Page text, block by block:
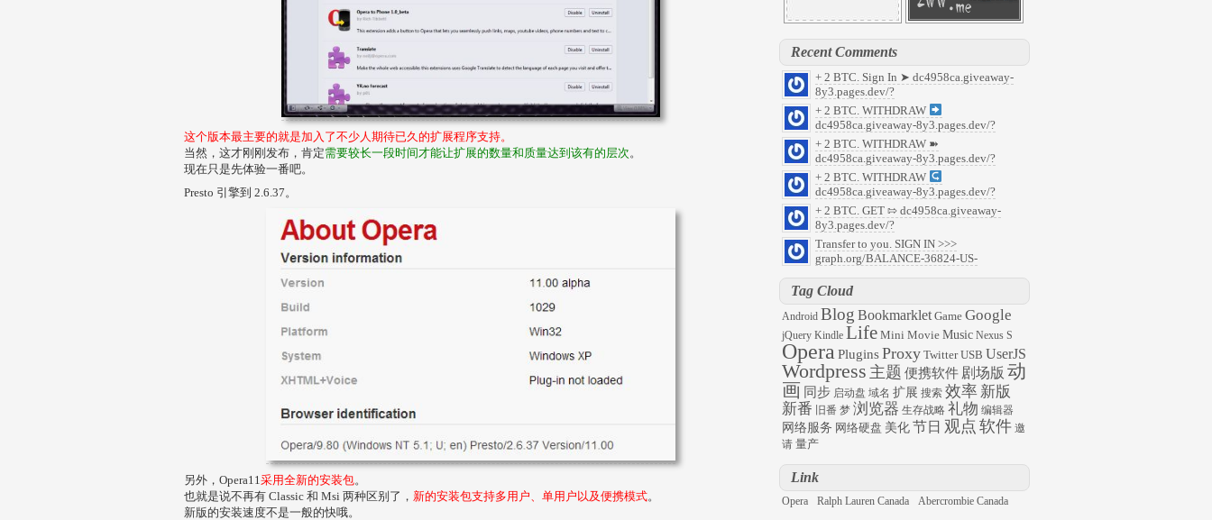
这个版本最主要的就是加入了不少人期待已久的扩展程序支持。
当然，这才刚刚发布，肯定需要较长一段时间才能让扩展的数量和质量达到该有的层次。
现在只是先体验一番吧。
Presto 引擎到 2.6.37。
另外，Opera11采用全新的安装包。
也就是说不再有 Classic 和 Msi 两种区别了， 新的安装包支持多用户、单用户以及便携模式。
新版的安装速度不是一般的快哦。
Recent Comments
+ 2 BTC. Sign In ➤ dc4958ca.giveaway-
8y3.pages.dev/?
hs=57faf8c37b5c93cfe535649c9e405071&
0rilly
+ 2 BTC. WITHDRAW
dc4958ca.giveaway-8y3.pages.dev/?
hs=d91f853f8aefdcb5190c1e22a14f58b0&
kloqld
+ 2 BTC. WITHDRAW ➽
dc4958ca.giveaway-8y3.pages.dev/?
hs=4abd218d8fafafefc68fa59ca9b81a90&
sage08
+ 2 BTC. WITHDRAW
dc4958ca.giveaway-8y3.pages.dev/?
hs=4959c496b322aefcf23db3c963aad0b7&
6z7147
+ 2 BTC. GET ⇰ dc4958ca.giveaway-
8y3.pages.dev/?
hs=26ec2c0788563c5ee9501c79f6f2ed03&
iu7sdl
Transfer to you. SIGN IN >>>
graph.org/BALANCE-36824-US-
hs=857ddc7d48d8ecacb35e31ac945aaac3&
h2pg63
Tag Cloud
Android Blog Bookmarklet Game Google
jQuery Kindle Life Mini Movie Music Nexus S
Opera PluginsProxy Twitter USB UserJS
Wordpress 主题 便携软件 剧场版 动
画 同步 启动盘 域名 扩展 搜索 效率 新版
新番
旧番 梦 浏览器 生存战略 礼物 编辑器
网络服务 网络硬盘 美化 节日 观点 软件 邀
请 量产
Link
Opera Ralph Lauren Canada Abercrombie Canada